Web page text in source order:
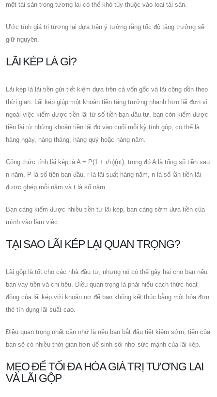
một tài sản trong tương lai có thể khó tùy thuộc vào loại tài sản.
Ước tính giá trị tương lai dựa trên ý tưởng rằng tốc độ tăng trưởng sẽ
giữ nguyên.
LÃI KÉP LÀ GÌ?
Lãi kép là lãi tiền gửi tiết kiệm dựa trên cả vốn gốc và lãi cộng dồn theo
thời gian. Lãi kép giúp một khoản tiền tăng trưởng nhanh hơn lãi đơn vì
ngoài việc kiếm được tiền lãi từ số tiền bạn đầu tư, bạn còn kiếm được
tiền lãi từ những khoản tiền lãi đó vào cuối mỗi kỳ tính gộp, có thể là
hàng ngày, hàng tháng, hàng quý hoặc hàng năm.
Công thức tính lãi kép là A = P(1 + r/n)(nt), trong đó A là tổng số tiền sau
n năm, P là số tiền ban đầu, r là lãi suất hàng năm, n là số lần tiền lãi
được ghép mỗi năm và t là số năm.
Bạn càng kiếm được nhiều tiền từ lãi kép, bạn càng sớm đưa tiền của
mình vào làm việc.
TẠI SAO LÃI KÉP LẠI QUAN TRỌNG?
Lãi gộp là tốt cho các nhà đầu tư, nhưng nó có thể gây hại cho bạn nếu
bạn vay tiền và chi tiêu. Điều quan trọng là phải hiểu cách thức hoạt
động của lãi kép với khoản nợ để bạn không kết thúc bằng một hóa đơn
thẻ tín dụng lãi suất cao.
Điều quan trọng nhất cần nhớ là nếu bạn bắt đầu tiết kiệm sớm, tiền của
bạn sẽ có nhiều thời gian hơn để sinh sôi nhờ sức mạnh của lãi kép.
MẸO ĐỂ TỐI ĐA HÓA GIÁ TRỊ TƯƠNG LAI
VÀ LÃI GỘP